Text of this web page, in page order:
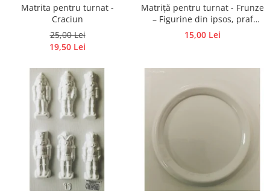
Matrita pentru turnat -
Craciun
25,00 Lei
19,50 Lei
Matriță pentru turnat - Frunze
– Figurine din ipsos, praf
ceramic, beton, piatră lichidă
15,00 Lei